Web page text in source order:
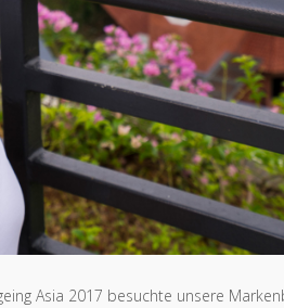
Asia 2017 besuchte unsere